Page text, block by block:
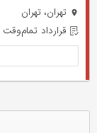
تهران، تهران
قرارداد تمام‌وقت